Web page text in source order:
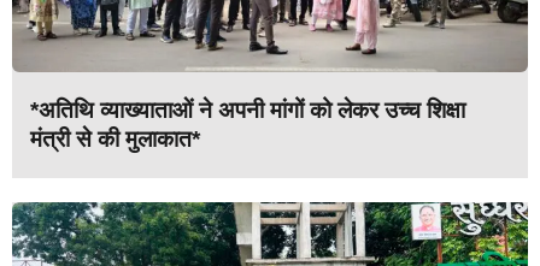
*अतिथि व्याख्याताओं ने अपनी मांगों को लेकर उच्च शिक्षा
मंत्री से की मुलाकात*